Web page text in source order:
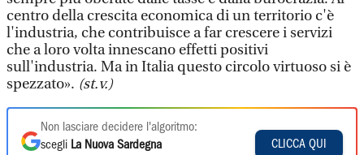
centro della crescita economica di un territorio c'è
l'industria, che contribuisce a far crescere i servizi
che a loro volta innescano effetti positivi
sull'industria. Ma in Italia questo circolo virtuoso si è
spezzato». (st.v.)
Non lasciare decidere l'algoritmo:
scegli La Nuova Sardegna
CLICCA QUI